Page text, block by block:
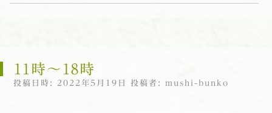
11時〜18時
投稿日時: 2022年5月19日 投稿者: mushi-bunko